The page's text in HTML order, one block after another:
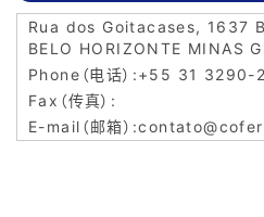
Rua dos Goitacases, 1637
BELO HORIZONTE MINAS
+55 31 3290-